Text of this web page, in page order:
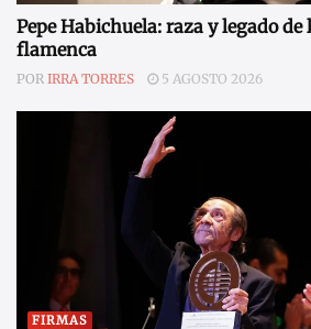
Pepe Habichuela: raza y legado
flamenca
POR IRRA TORRES 5 AGOSTO 2026
FIRMAS